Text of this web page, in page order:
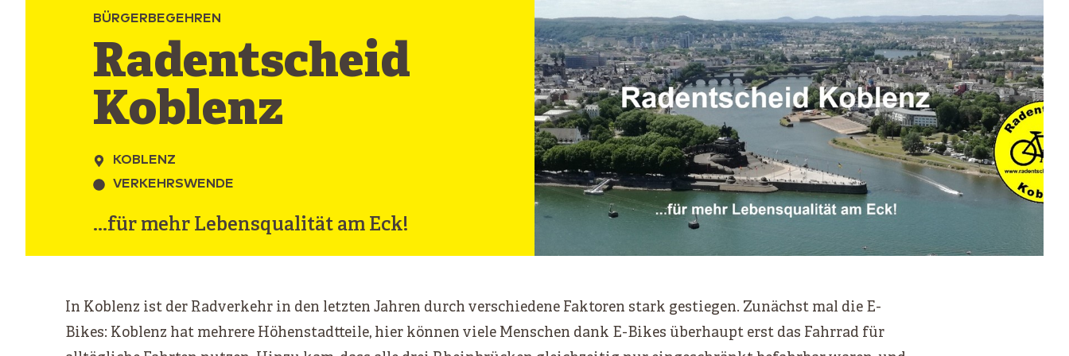
BÜRGERBEGEHREN
Radentscheid
Koblenz
KOBLENZ
VERKEHRSWENDE
...für mehr Lebensqualität am Eck!
In Koblenz ist der Radverkehr in den letzten Jahren durch verschiedene Faktoren stark gestiegen. Zunächst mal die E-
Bikes: Koblenz hat mehrere Höhenstadtteile, hier können viele Menschen dank E-Bikes überhaupt erst das Fahrrad für